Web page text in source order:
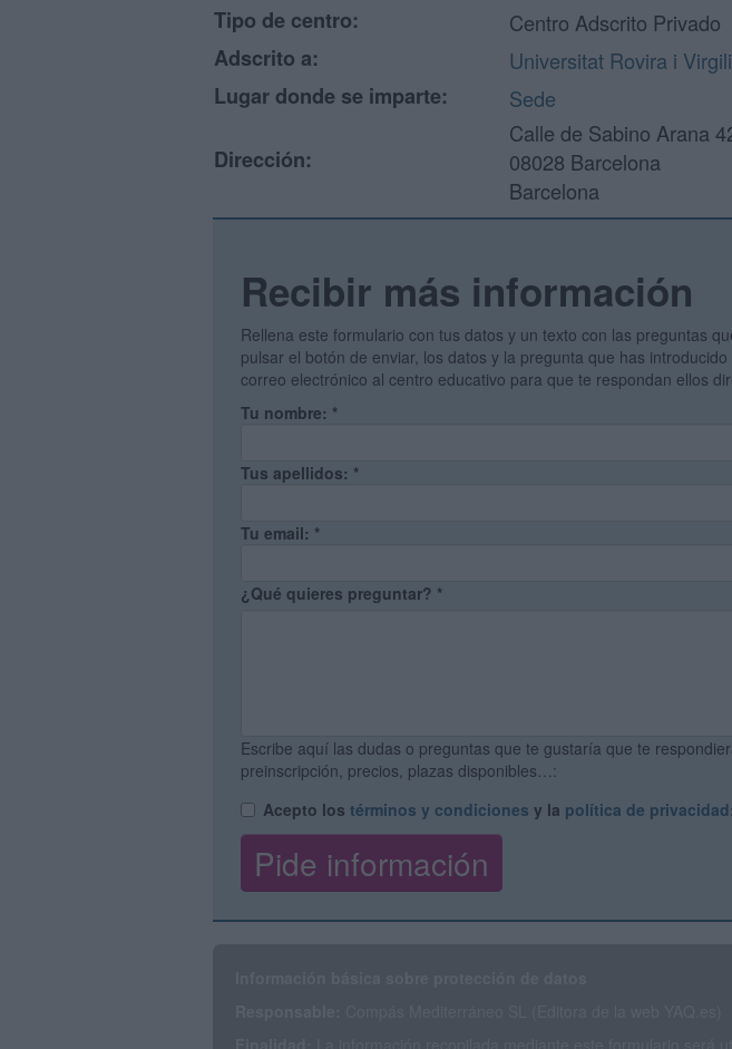
Tipo de centro:
Centro Adscrito Privado
Adscrito a:
Universitat Rovira i Virgili
Lugar donde se imparte:
Sede
Dirección:
Calle de Sabino Arana
08028 Barcelona
Barcelona
Recibir más información
Rellena este formulario con tus datos y un texto con las preguntas
pulsar el botón de enviar, los datos y la pregunta que has
correo electrónico al centro educativo para que te respondan ellos
Tu nombre: *
Tus apellidos: *
Tu email: *
¿Qué quieres preguntar? *
Escribe aquí las dudas o preguntas que te gustaría que te
preinscripción, precios, plazas disponibles…:
Acepto los términos y condiciones y la política de privacidad: